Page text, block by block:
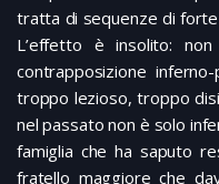
tratta di sequenze di
L’effetto è insolito:
contrapposizione
troppo lezioso, troppo
nel passato non è solo
famiglia che ha saputo
fratello maggiore che